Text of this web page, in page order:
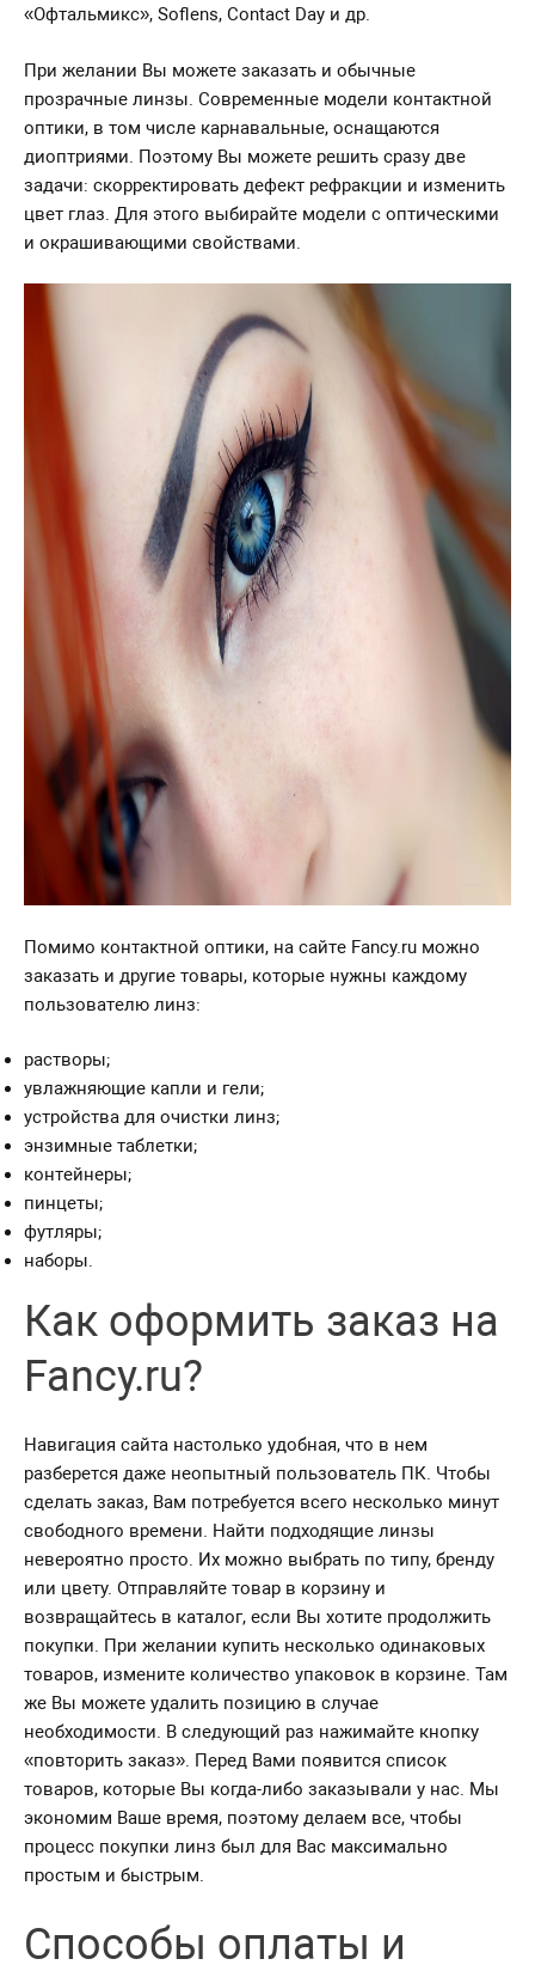
«Офтальмикс», Soflens, Contact Day и др.
При желании Вы можете заказать и обычные
прозрачные линзы. Современные модели контактной
оптики, в том числе карнавальные, оснащаются
диоптриями. Поэтому Вы можете решить сразу две
задачи: скорректировать дефект рефракции и изменить
цвет глаз. Для этого выбирайте модели с оптическими
и окрашивающими свойствами.
Помимо контактной оптики, на сайте Fancy.ru можно
заказать и другие товары, которые нужны каждому
пользователю линз:
растворы;
увлажняющие капли и гели;
устройства для очистки линз;
энзимные таблетки;
контейнеры;
пинцеты;
футляры;
наборы.
Как оформить заказ на
Fancy.ru?
Навигация сайта настолько удобная, что в нем
разберется даже неопытный пользователь ПК. Чтобы
сделать заказ, Вам потребуется всего несколько минут
свободного времени. Найти подходящие линзы
невероятно просто. Их можно выбрать по типу, бренду
или цвету. Отправляйте товар в корзину и
возвращайтесь в каталог, если Вы хотите продолжить
покупки. При желании купить несколько одинаковых
товаров, измените количество упаковок в корзине. Там
же Вы можете удалить позицию в случае
необходимости. В следующий раз нажимайте кнопку
«повторить заказ». Перед Вами появится список
товаров, которые Вы когда-либо заказывали у нас. Мы
экономим Ваше время, поэтому делаем все, чтобы
процесс покупки линз был для Вас максимально
простым и быстрым.
Способы оплаты и